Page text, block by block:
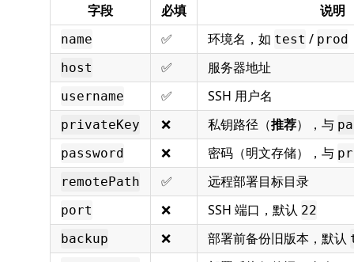
字段 必填 说明
name ✅ 环境名，如 test / prod
host
✅ 服务器地址
username ✅ SSH 用户名
privateKey ❌ 私钥路径（推荐），与
password
❌ 密码（明文存储），与
remotePath
✅ 远程部署目标目录
port ❌ SSH 端口，默认 22
backup
❌ 部署前备份旧版本，默认